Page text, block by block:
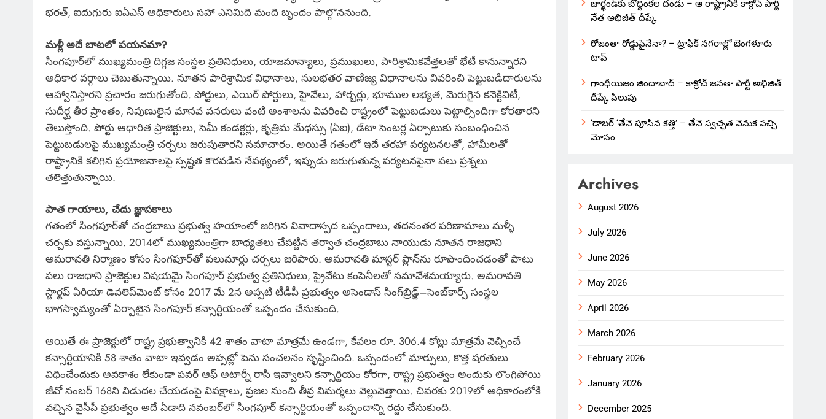
భరత్, ఐదుగురు ఐఏఎస్‌ అధికారులు సహా ఎనిమిది మంది బృందం పాల్గొననుంది.
మళ్లీ అదే బాటలో పయనమా?
సింగపూర్‌లో ముఖ్యమంత్రి దిగ్గజ సంస్థల ప్రతినిధులు, యాజమాన్యాలు, ప్రముఖులు, పారిశ్రామికవేత్తలతో భేటీ కానున్నారని
అధికార వర్గాలు చెబుతున్నాయి. నూతన పారిశ్రామిక విధానాలు, సులభతర వాణిజ్య విధానాలను వివరించి పెట్టుబడిదారులను
ఆహ్వానిస్తారని ప్రచారం జరుగుతోంది. పోర్టులు, ఎయిర్‌ పోర్టులు, హైవేలు, హార్బర్లు, భూముల లభ్యత, మెరుగైన కనెక్టివిటీ,
సుదీర్ఘ తీర ప్రాంతం, నిపుణులైన మానవ వనరులు వంటి అంశాలను వివరించి రాష్ట్రంలో పెట్టుబడులు పెట్టాల్సిందిగా కోరతారని
తెలుస్తోంది. పోర్టు ఆధారిత ప్రాజెక్టులు, సెమీ కండక్టర్లు, కృత్రిమ మేధస్సు (ఏఐ), డేటా సెంటర్ల ఏర్పాటుకు సంబంధించిన
పెట్టుబడులపై ముఖ్యమంత్రి చర్చలు జరుపుతారని సమాచారం. అయితే గతంలో ఇదే తరహా పర్యటనలతో, హామీలతో
రాష్ట్రానికి కలిగిన ప్రయోజనాలపై స్పష్టత కొరవడిన నేపథ్యంలో, ఇప్పుడు జరుగుతున్న పర్యటనపైనా పలు ప్రశ్నలు
తలెత్తుతున్నాయి.
పాత గాయాలు, చేదు జ్ఞాపకాలు
గతంలో సింగపూర్‌తో చంద్రబాబు ప్రభుత్వ హయాంలో జరిగిన వివాదాస్పద ఒప్పందాలు, తదనంతర పరిణామాలు మళ్ళీ
చర్చకు వస్తున్నాయి. 2014లో ముఖ్యమంత్రిగా బాధ్యతలు చేపట్టిన తర్వాత చంద్రబాబు నాయుడు నూతన రాజధాని
అమరావతి నిర్మాణం కోసం సింగపూర్‌తో పలుమార్లు చర్చలు జరిపారు. అమరావతి మాస్టర్‌ ప్లాన్‌ను రూపొందించడంతో పాటు
పలు రాజధాని ప్రాజెక్టుల విషయమై సింగపూర్‌ ప్రభుత్వ ప్రతినిధులు, ప్రైవేటు కంపెనీలతో సమావేశమయ్యారు. అమరావతి
స్టార్టప్‌ ఏరియా డెవలెప్‌మెంట్‌ కోసం 2017 మే 2న అప్పటి టీడీపీ ప్రభుత్వం అసెండాస్‌ సింగ్‌బ్రిడ్జ్‌–సెంబ్‌కార్ప్‌ సంస్థల
భాగస్వామ్యంతో ఏర్పాటైన సింగపూర్‌ కన్సార్టియంతో ఒప్పందం చేసుకుంది.
అయితే ఈ ప్రాజెక్టులో రాష్ట్ర ప్రభుత్వానికి 42 శాతం వాటా మాత్రమే ఉండగా, కేవలం రూ. 306.4 కోట్లు మాత్రమే వెచ్చించే
కన్సార్టియానికి 58 శాతం వాటా ఇవ్వడం అప్పట్లో పెను సంచలనం సృష్టించింది. ఒప్పందంలో మార్పులు, కొత్త షరతులు
విధించేందుకు అవకాశం లేకుండా పవర్‌ ఆఫ్‌ అటార్నీ రాసి ఇవ్వాలని కన్సార్టియం కోరగా, రాష్ట్ర ప్రభుత్వం అందుకు లొంగిపోయి
జీవో నంబర్‌ 168ని విడుదల చేయడంపై విపక్షాలు, ప్రజల నుంచి తీవ్ర విమర్శలు వెల్లువెత్తాయి. చివరకు 2019లో అధికారంలోకి
వచ్చిన వైసీపీ ప్రభుత్వం అదే ఏడాది నవంబర్‌లో సింగపూర్‌ కన్సార్టియంతో ఒప్పందాన్ని రద్దు చేసుకుంది.
జార్ఖండ్‌కు బొద్దింకల దండు – ఆ రాష్ట్రానికి కాక్రోచ్ పార్టీ
నేత అభిజీత్ దీప్కే
రోజంతా రోడ్డుపైనేనా? – ట్రాఫిక్ నగరాల్లో బెంగళూరు
టాప్
గాంధీయిజం జిందాబాద్ – కాక్రోచ్ జనతా పార్టీ అభిజిత్
దీప్కే పిలుపు
‘డాబర్ ‘తేనె పూసిన కత్తి’ – తేనె స్వచ్ఛత వెనుక పచ్చి
మోసం
Archives
August 2026
July 2026
June 2026
May 2026
April 2026
March 2026
February 2026
January 2026
December 2025